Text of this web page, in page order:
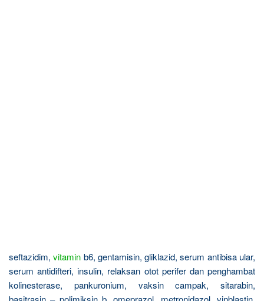
seftazidim,vitamin b6, gentamisin, gliklazid, serum antibisa ular,
serum antidifteri, insulin, relaksan otot perifer dan penghambat
kolinesterase, pankuronium, vaksin campak, sitarabin,